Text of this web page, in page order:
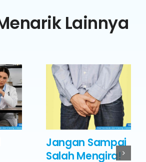
Lainnya
Jangan Sampai
Salah Mengira!